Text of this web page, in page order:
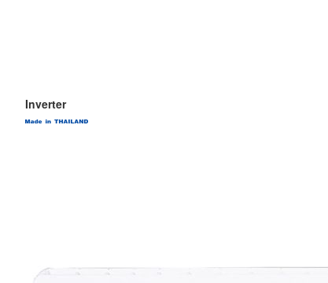
Inverter